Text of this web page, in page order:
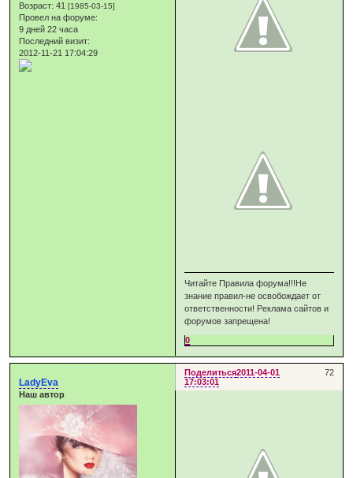
Возраст: 41[1985-03-15]
Провел на форуме:
9 дней 22 часа
Последний визит:
2012-11-21 17:04:29
Читайте Правила форума!!!Не
знание правил-не освобождает от
ответственности! Реклама сайтов и
форумов запрещена!
0
Поделиться 72
2011-04-01
17:03:01
LadyEva
Наш автор